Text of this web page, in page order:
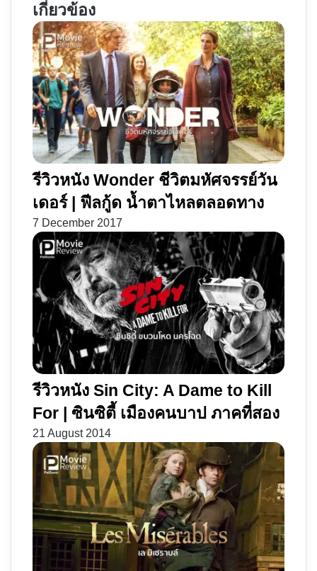
ของ
จริง
รัก
|
แอร์
ดอล
ที่รัก
เกี่ยวข้อง
รีวิวหนัง Wonder ชีวิตมหัศจรรย์วัน
เดอร์ | ฟีลกู้ด น้ำตาไหลตลอดทาง
7 December 2017
รีวิวหนัง Sin City: A Dame to Kill
For | ซินซิตี้ เมืองคนบาป ภาคที่สอง
21 August 2014